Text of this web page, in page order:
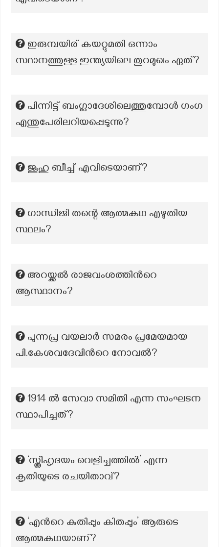
ഇരുമ്പയിര് കയറ്റുമതി ഒന്നാം
സ്ഥാനത്തുള്ള ഇന്ത്യയിലെ തുറമുഖം ഏത്?
പിന്നിട്ട് ബംഗ്ലാദേശിലെത്തുമ്പോൾ ഗംഗ
എന്തുപേരിലറിയപ്പെടുന്നു?
ജൂഹു ബീച്ച് എവിടെയാണ്?
ഗാന്ധിജി തന്റെ ആത്മകഥ എഴുതിയ
സ്ഥലം?
അറയ്ക്കൽ രാജവംശത്തിന്‍റെ
ആസ്ഥാനം?
പുന്നപ്ര വയലാര്‍ സമരം പ്രമേയമായ
പി.കേശവദേവിന്‍റെ നോവല്‍?
1914 ൽ സേവാ സമിതി എന്ന സംഘടന
സ്ഥാപിച്ചത്?
‘സ്ത്രീഹൃദയം വെളിച്ചത്തിൽ’ എന്ന
കൃതിയുടെ രചയിതാവ്?
‘എന്‍റെ കുതിപ്പും കിതപ്പും’ ആരുടെ
ആത്മകഥയാണ്?